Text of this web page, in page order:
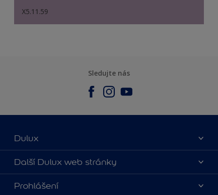
X5.11.59
Sledujte nás
Dulux
O nás
Kontaktujte nás
Najít obchod
Další Dulux web stránky
duluxmalir.cz
Prohlášení